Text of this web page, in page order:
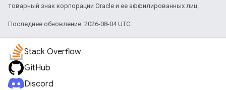
товарный знак корпорации Oracle и ее аффилированных лиц.
Последнее обновление: 2026-08-04 UTC.
Stack Overflow
GitHub
Discord